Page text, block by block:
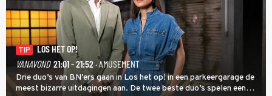
TIP
LOS HET OP!
VANAVOND 21:01 - 21:52· AMUSEMENT
Drie duo’s van BN’ers gaan in Los het op! in een parkeergarage de
meest bizarre uitdagingen aan. De twee beste duo’s spelen een